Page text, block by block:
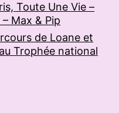
Toute Une Vie –
Max & Pip
de Loane et
Trophée national